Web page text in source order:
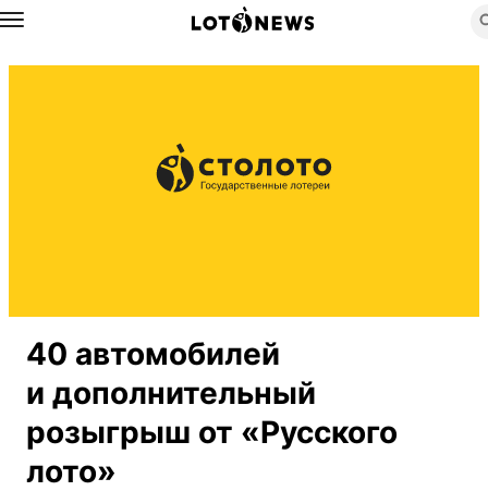
Назад
40 автомобилей
и дополнительный
розыгрыш от «Русского
лото»